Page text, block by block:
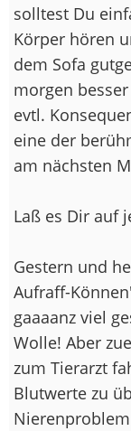
solltest Du
Körper hören
dem Sofa
morgen
evtl.
eine der
am nächsten
Laß es Dir auf
Gestern und
Aufraff-
gaaaanz viel
Wolle! Aber
zum Tierarzt
Blutwerte zu